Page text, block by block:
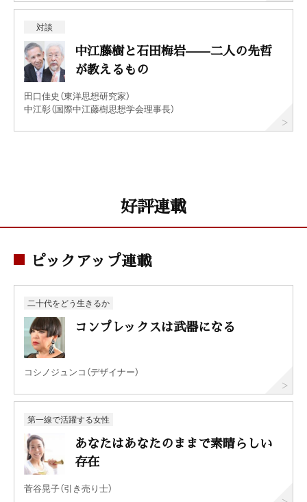
対談
中江藤樹と石田梅岩——二人の先哲
が教えるもの
田口佳史（東洋思想研究家）
中江彰（国際中江藤樹思想学会理事長）
好評連載
ピックアップ連載
二十代をどう生きるか
コンプレックスは武器になる
コシノジュンコ（デザイナー）
第一線で活躍する女性
あなたはあなたのままで素晴らしい
存在
菅谷晃子（引き売り士）